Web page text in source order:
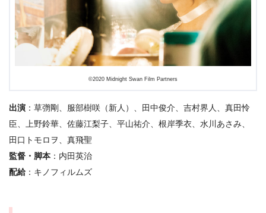
©2020 Midnight Swan Film Partners
出演 ：草彅剛、服部樹咲（新人）、田中俊介、吉村界人、真田怜
臣、上野鈴華、佐藤江梨子、平山祐介、根岸季衣、水川あさみ、
田口トモロヲ、真飛聖
監督・脚本：内田英治
配給：キノフィルムズ